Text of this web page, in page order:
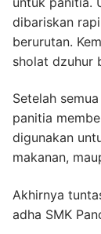
dibariskan
berurutan.
sholat dzuhur
Setelah
panitia
digunakan
makanan,
Akhirnya
adha SMK